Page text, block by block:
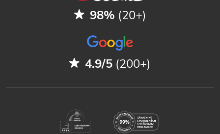
98% (20+)
4.9/5 (200+)